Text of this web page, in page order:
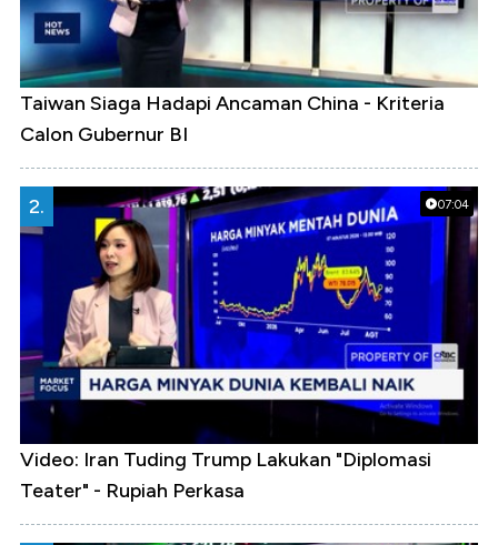
Taiwan Siaga Hadapi Ancaman China - Kriteria
Calon Gubernur BI
07:04
2.
Video: Iran Tuding Trump Lakukan "Diplomasi
Teater" - Rupiah Perkasa